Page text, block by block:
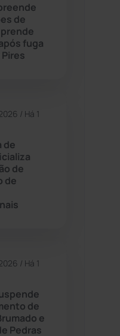
(522)
de
fuga
/ Há 1
de
de
de
/ Há 1
de
e
Pedras